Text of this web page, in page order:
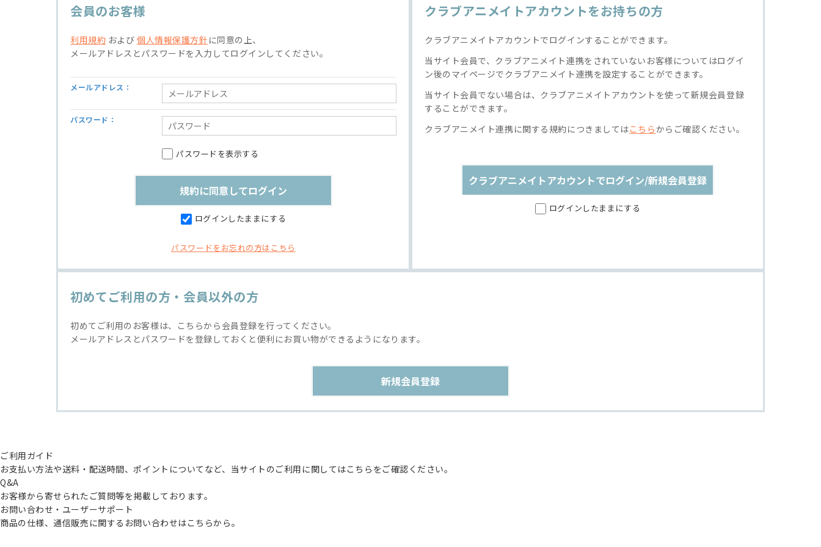
会員のお客様
利用規約 および個人情報保護方針 に同意の上、
メールアドレスとパスワードを入力してログインしてください。
メールアドレス：
パスワード：
パスワードを表示する
ログインしたままにする
パスワードをお忘れの方はこちら
クラブアニメイトアカウントをお持ちの方
クラブアニメイトアカウントでログインすることができます。
当サイト会員で、クラブアニメイト連携をされていないお客様についてはログイ
ン後のマイページでクラブアニメイト連携を設定することができます。
当サイト会員でない場合は、クラブアニメイトアカウントを使って新規会員登録
することができます。
クラブアニメイト連携に関する規約につきましてはこちらからご確認ください。
クラブアニメイトアカウントでログイン/新規会員登録
ログインしたままにする
初めてご利用の方・会員以外の方
初めてご利用のお客様は、こちらから会員登録を行ってください。
メールアドレスとパスワードを登録しておくと便利にお買い物ができるようになります。
ご利用ガイド
お支払い方法や送料・配送時間、ポイントについてなど、当サイトのご利用に関してはこちらをご確認ください。
Q&A
お客様から寄せられたご質問等を掲載しております。
お問い合わせ・ユーザーサポート
商品の仕様、通信販売に関するお問い合わせはこちらから。